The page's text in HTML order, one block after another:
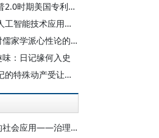
陈雨侬 陈鹏玮：特朗普2.0时期美国专利制度的“武器化”演进与中国应对
何大安 李怀政：通用人工智能技术应用下的数字调节机制
孙明君：《齐物论》对儒家学派心性论的回应
：日记缘何入史
石佳友 史学炎：未登记的特殊动产受让人排除强制执行问题研究
薛澜：人工智能技术的社会应用——治理挑战